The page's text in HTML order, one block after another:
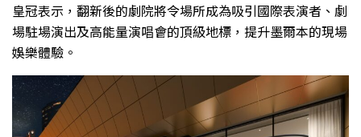
皇冠表示，翻新後的劇院將令場所成為吸引國際表演者、劇
場駐場演出及高能量演唱會的頂級地標，提升墨爾本的現場
娛樂體驗。